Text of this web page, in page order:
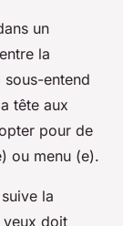
un
la
sous-entend
tête aux
pour de
ou menu (e).
la
yeux doit